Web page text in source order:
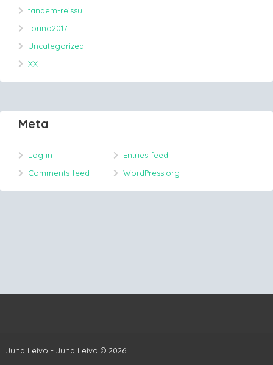
tandem-reissu
Torino2017
Uncategorized
XX
Meta
Log in
Entries feed
Comments feed
WordPress.org
Juha Leivo - Juha Leivo © 2026